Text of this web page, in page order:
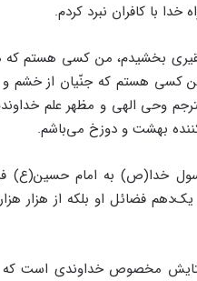
با کافران نبرد کردم.
بخشیدم، من کسی هستم که
من کسی هستم که جنّیان از
وحی الهی و مظهر علم
بهشت و دوزخ می‌باشم.
خدا(ص) به امام حسین(ع)
فضائل او بلکه از هزار هزار
مخصوص خداوندی است که ما